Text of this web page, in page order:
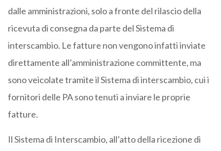
dalle amministrazioni, solo a fronte del rilascio della
ricevuta di consegna da parte del Sistema di
interscambio. Le fatture non vengono infatti inviate
direttamente all’amministrazione committente, ma
sono veicolate tramite il Sistema di interscambio, cui i
fornitori delle PA sono tenuti a inviare le proprie
fatture.
Il Sistema di Interscambio, all’atto della ricezione di